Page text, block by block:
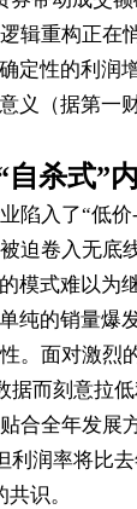
重构正在
定性的利润
义（据第一
杀式”
陷入了“低
迫卷入无底
模式难以为
纯的销量爆
。面对激烈
而刻意拉
合全年发展
润率将比去
识。